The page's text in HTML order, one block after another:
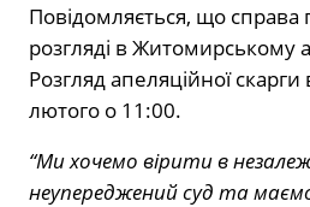
Повідомляється, що справа
розгляді в Житомирському
Розгляд апеляційної скарги
лютого о 11:00.
“Ми хочемо вірити в
неупереджений суд та